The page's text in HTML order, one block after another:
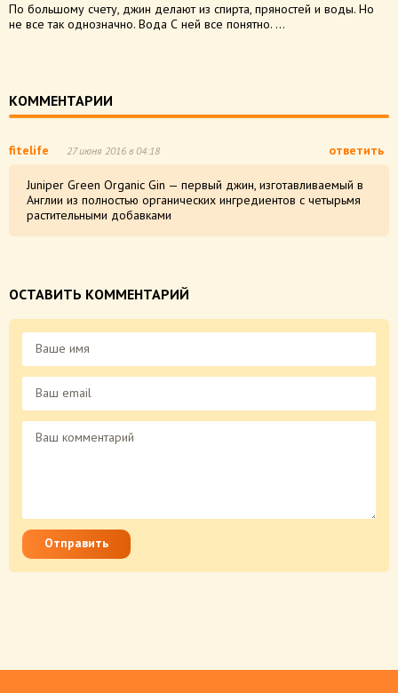
По большому счету, джин делают из спирта, пряностей и воды. Но
не все так однозначно. Вода С ней все понятно. ...
КОММЕНТАРИИ
fitelife 27 июня 2016 в 04:18 ответить
Juniper Green Organic Gin — первый джин, изготавливаемый в
Англии из полностью органических ингредиентов с четырьмя
растительными добавками
ОСТАВИТЬ КОММЕНТАРИЙ
Отправить